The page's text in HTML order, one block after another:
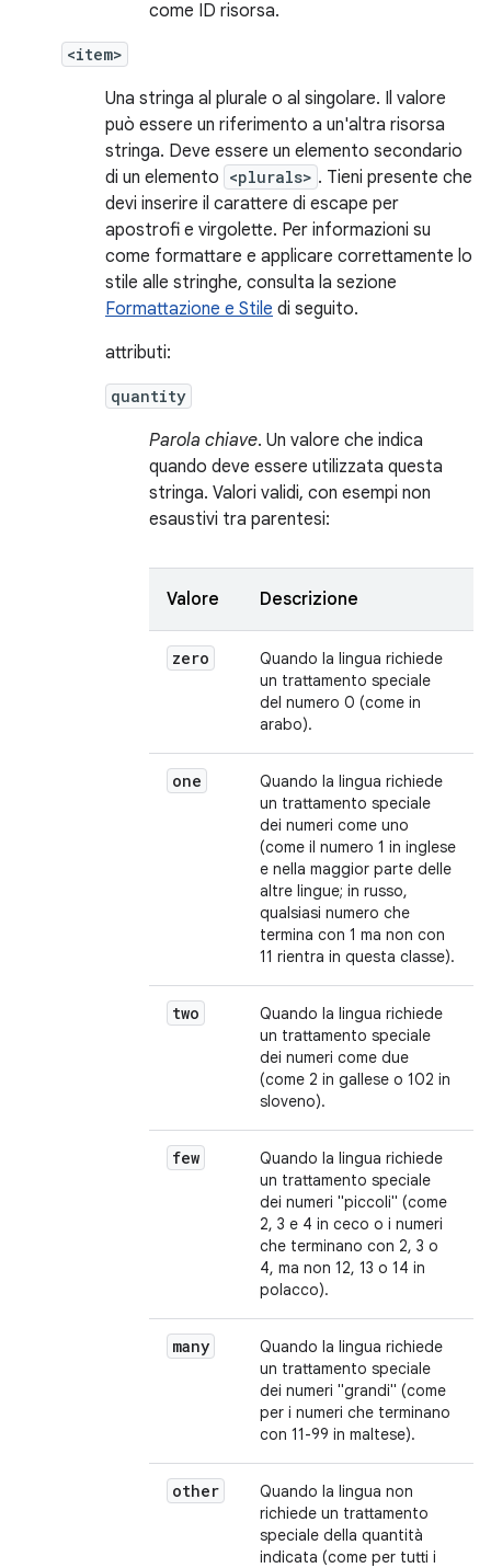
come ID risorsa.
<item>
Una stringa al plurale o al singolare. Il valore
può essere un riferimento a un'altra risorsa
stringa. Deve essere un elemento secondario
di un elemento <plurals> . Tieni presente che
devi inserire il carattere di escape per
apostrofi e virgolette. Per informazioni su
come formattare e applicare correttamente lo
stile alle stringhe, consulta la sezione
Formattazione e Stile di seguito.
attributi:
quantity
Parola chiave. Un valore che indica
quando deve essere utilizzata questa
stringa. Valori validi, con esempi non
esaustivi tra parentesi:
Valore Descrizione
zero
Quando la lingua richiede
un trattamento speciale
del numero 0 (come in
arabo).
one
Quando la lingua richiede
un trattamento speciale
dei numeri come uno
(come il numero 1 in inglese
e nella maggior parte delle
altre lingue; in russo,
qualsiasi numero che
termina con 1 ma non con
11 rientra in questa classe).
two
Quando la lingua richiede
un trattamento speciale
dei numeri come due
(come 2 in gallese o 102 in
sloveno).
few
Quando la lingua richiede
un trattamento speciale
dei numeri "piccoli" (come
2, 3 e 4 in ceco o i numeri
che terminano con 2, 3 o
4, ma non 12, 13 o 14 in
polacco).
many
Quando la lingua richiede
un trattamento speciale
dei numeri "grandi" (come
per i numeri che terminano
con 11-99 in maltese).
other
Quando la lingua non
richiede un trattamento
speciale della quantità
indicata (come per tutti i